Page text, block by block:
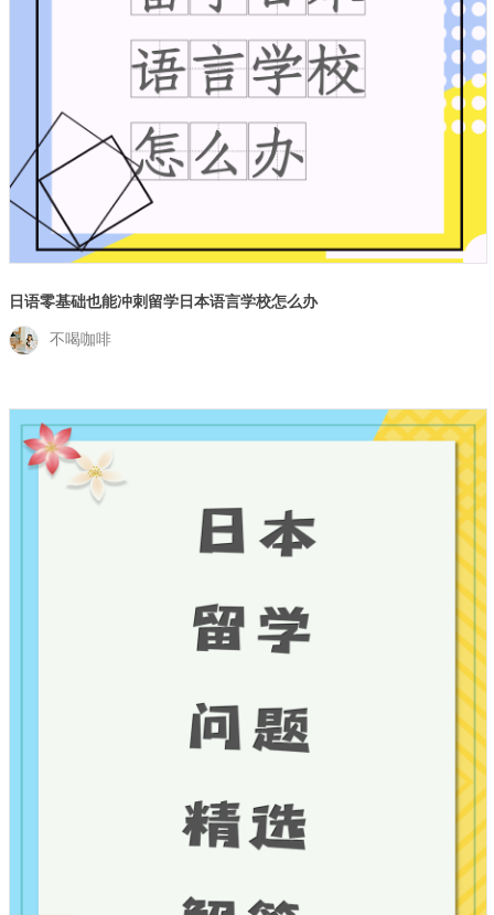
日语零基础也能冲刺留学日本语言学校怎么办
不喝咖啡